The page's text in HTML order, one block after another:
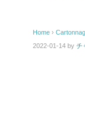
Home ›
2022-01-14 by チ